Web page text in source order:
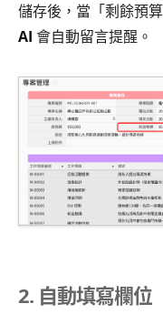
儲存後，當「剩餘預
AI 會自動留言提醒。
2. 自動填寫欄位